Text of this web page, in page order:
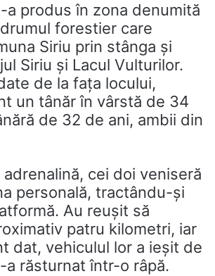
a produs în zona denumită
drumul forestier care
Siriu prin stânga și
Siriu și Lacul Vulturilor.
de la fața locului,
un tânăr în vârstă de 34
de 32 de ani, ambii din
cei doi veniseră
personală, tractându-și
Au reușit să
patru kilometri, iar
dat, vehiculul lor a ieșit de
a răsturnat într-o râpă.